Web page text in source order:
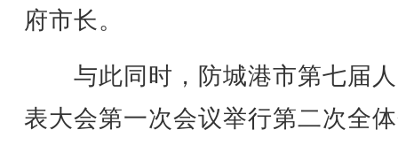
府市长。
与此同时，防城港市第七届
表大会第一次会议举行第二次全